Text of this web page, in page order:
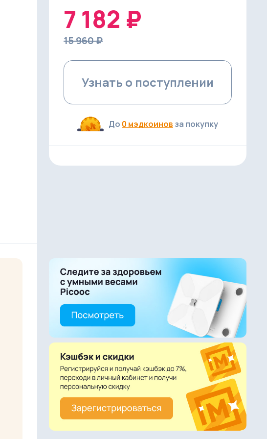
7 182 ₽
15 960 ₽
Узнать о поступлении
До 0 мэдкоинов за покупку